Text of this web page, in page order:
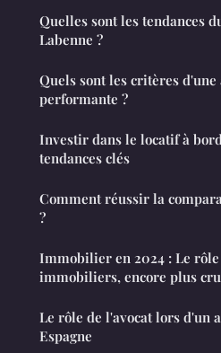
Quelles sont les tendances
Labenne ?
Quels sont les critères
performante ?
Investir dans le locatif à
tendances clés
Comment réussir la
?
Immobilier en 2024 : Le rôle
immobiliers, encore plus
Le rôle de l'avocat lors d'un
Espagne